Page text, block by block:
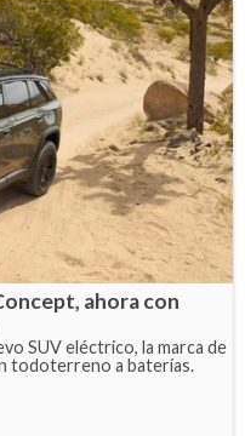
ahora con
SUV eléctrico, la marca de
todoterreno a baterías.